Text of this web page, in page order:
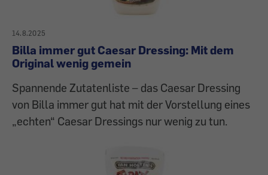
14.8.2025
Billa immer gut Caesar Dressing: Mit dem
Original wenig gemein
Spannende Zutatenliste – das Caesar Dressing
von Billa immer gut hat mit der Vorstellung eines
„echten“ Caesar Dressings nur wenig zu tun.